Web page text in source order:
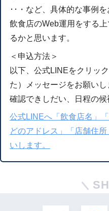
･･・など、具体的な事例を
飲食店のWeb運用をする
るかと思います。
＜申込方法＞
以下、公式LINEをクリッ
た）メッセージをお願いし
確認できしだい、日程の候
公式LINEへ「飲食店名」
どのアドレス」「店舗住
いします。